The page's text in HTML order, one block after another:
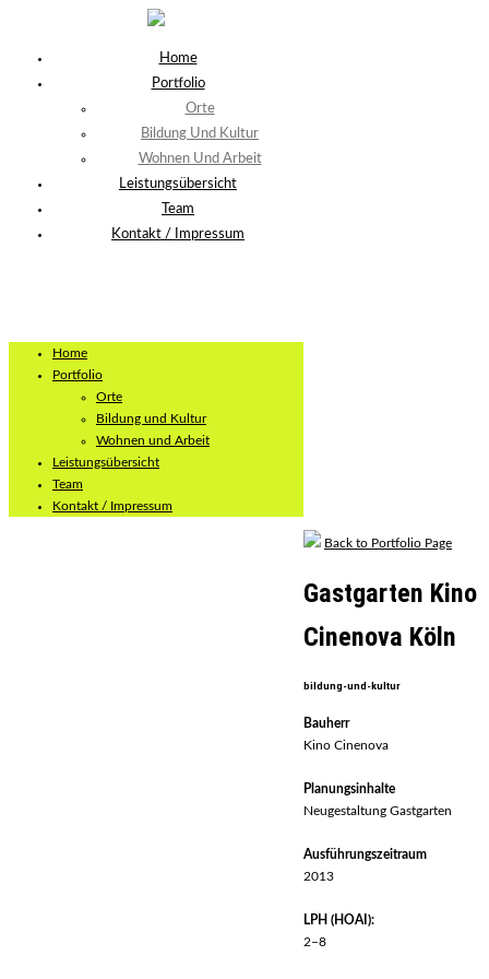
Home
Portfolio
Orte
Bildung Und Kultur
Wohnen Und Arbeit
Leistungsübersicht
Team
Kontakt / Impressum
Home
Portfolio
Orte
Bildung und Kultur
Wohnen und Arbeit
Leistungsübersicht
Team
Kontakt / Impressum
Back to Portfolio Page
Gastgarten Kino
Cinenova Köln
bildung-und-kultur
Bauherr
Kino Cinenova
Planungsinhalte
Neugestaltung Gastgarten
Ausführungszeitraum
2013
LPH (HOAI):
2–8